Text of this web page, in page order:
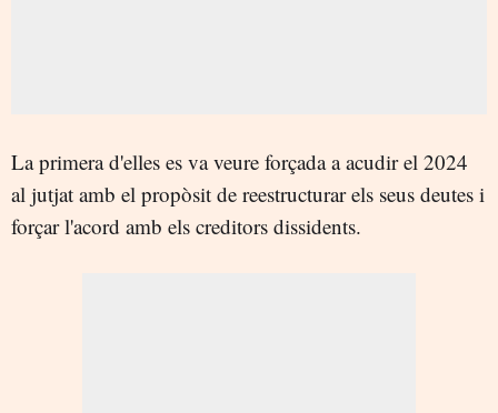
La primera d'elles es va veure forçada a acudir el 2024
al jutjat amb el propòsit de reestructurar els seus deutes i
forçar l'acord amb els creditors dissidents.